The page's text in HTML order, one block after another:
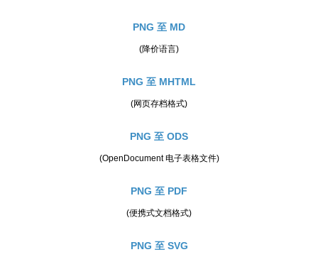
PNG 至 MD
(降价语言)
PNG 至 MHTML
(网页存档格式)
PNG 至 ODS
(OpenDocument 电子表格文件)
PNG 至 PDF
(便携式文档格式)
PNG 至 SVG